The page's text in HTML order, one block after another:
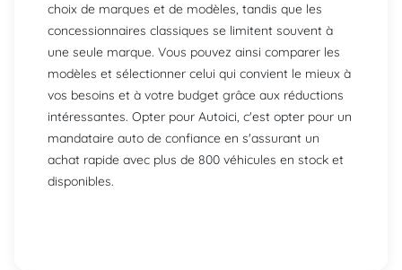
choix de marques et de modèles, tandis que les
concessionnaires classiques se limitent souvent à
une seule marque. Vous pouvez ainsi comparer les
modèles et sélectionner celui qui convient le mieux à
vos besoins et à votre budget grâce aux réductions
intéressantes. Opter pour Autoici, c'est opter pour un
mandataire auto de confiance en s'assurant un
achat rapide avec plus de 800 véhicules en stock et
disponibles.